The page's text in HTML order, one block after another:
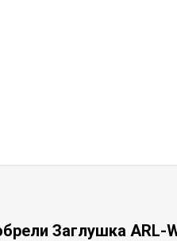
Заглушка ARL-